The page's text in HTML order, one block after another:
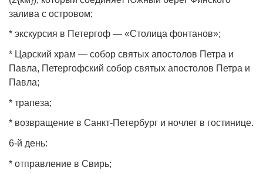
залива с островом;
* экскурсия в Петергоф — «Столица фонтанов»;
* Царский храм — собор святых апостолов Петра и
Павла, Петергофский собор святых апостолов Петра и
Павла;
* трапеза;
* возвращение в Санкт‑Петербург и ночлег в гостинице.
6‑й день:
* отправление в Свирь;